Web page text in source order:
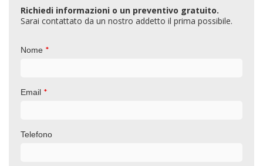
Richiedi informazioni o un preventivo gratuito.
Sarai contattato da un nostro addetto il prima possibile.
Nome *
Email *
Telefono